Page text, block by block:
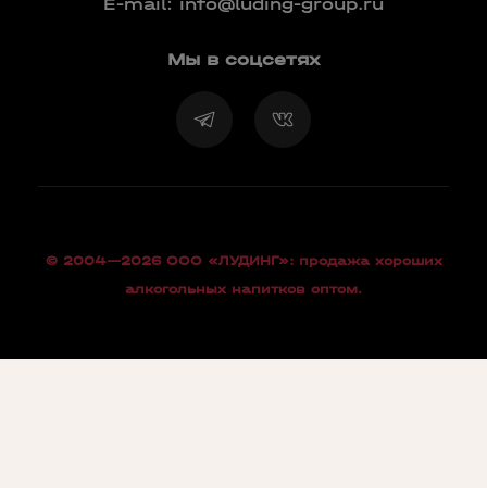
Мы в соцсетях
© 2004—2026 OOO «ЛУДИНГ»: продажа хороших
алкогольных напитков оптом.